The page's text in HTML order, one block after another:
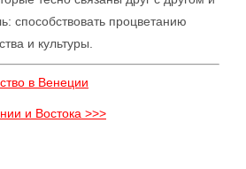
способствовать процветанию
и культуры.
в Венеции
и Востока >>>